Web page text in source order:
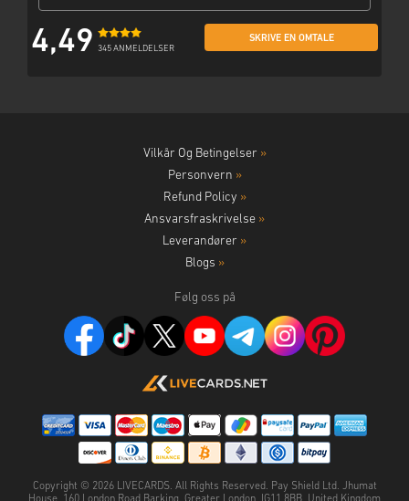
4,49 345 ANMELDELSER
SKRIVE EN OMTALE
Vilkår Og Betingelser »
Personvern »
Refund Policy »
Ansvarsfraskrivelse »
Leverandører »
Blogs »
Følg oss på
Copyright © 2026 LIVECARDS. All Rights Reserved. Pay Shield Ltd. Jhumat